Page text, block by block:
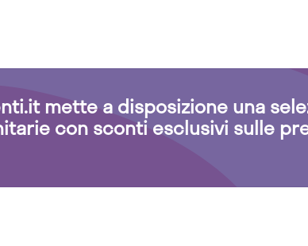
mette a disposizione una
con sconti esclusivi sulle